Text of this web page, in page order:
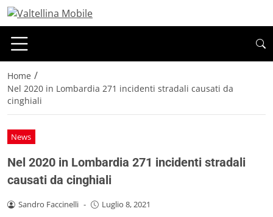
Home /
Nel 2020 in Lombardia 271 incidenti stradali causati da
cinghiali
News
Nel 2020 in Lombardia 271 incidenti stradali
causati da cinghiali
Sandro Faccinelli - Luglio 8, 2021